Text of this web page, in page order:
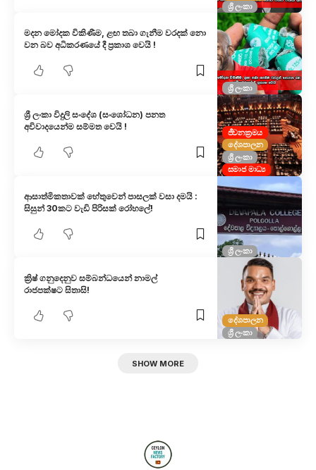
ශ්‍රී ලංකා
ශ්‍රී ලංකා
මදන මෝදක විකිණීම, ළඟ තබා ගැනීම වරදක් නො
වන බව අධිකරණයේ දී ප්‍රකාශ වෙයි !
ජීවනක්‍රමය
දේශපාලන
ශ්‍රී ලංකා
සමාජ මාධ්‍ය
ශ්‍රී ලංකා විදුලි සංදේශ (සංශෝධන) පනත
අවිවාදයෙන්ම සම්මත වෙයි !
ශ්‍රී ලංකා
ආසාත්මිකතාවක් හේතුවෙන් පාසලක් වසා දමයි :
සිසුන් 30කට වැඩි පිරිසක් රෝහලේ!
දේශපාලන
ශ්‍රී ලංකා
ක්‍රිෂ් ගනුදෙනුව සම්බන්ධයෙන් නාමල්
රාජපක්ෂට සිතාසි!
SHOW MORE